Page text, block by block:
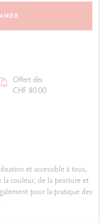
Offert dès
CHF 80.00
et accessible à tous,
couleur, de la peinture et
pour la pratique des